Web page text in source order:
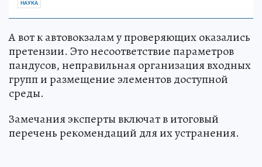
НАУКА
А вот к автовокзалам у проверяющих оказались
претензии. Это несоответствие параметров
пандусов, неправильная организация входных
групп и размещение элементов доступной
среды.
Замечания эксперты включат в итоговый
перечень рекомендаций для их устранения.